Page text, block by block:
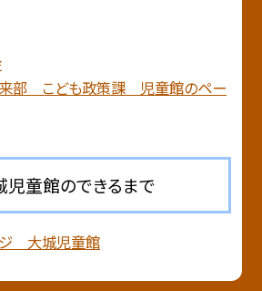
部 こども政策課 児童館のペー
童館のできるまで
ジ 大城児童館